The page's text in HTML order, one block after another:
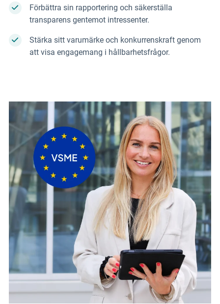
Förbättra sin rapportering och säkerställa
transparens gentemot intressenter.
Stärka sitt varumärke och konkurrenskraft genom
att visa engagemang i hållbarhetsfrågor.